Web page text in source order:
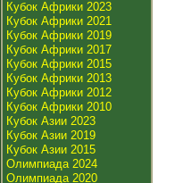
Кубок Африки 2023
Кубок Африки 2021
Кубок Африки 2019
Кубок Африки 2017
Кубок Африки 2015
Кубок Африки 2013
Кубок Африки 2012
Кубок Африки 2010
Кубок Азии 2023
Кубок Азии 2019
Кубок Азии 2015
Олимпиада 2024
Олимпиада 2020